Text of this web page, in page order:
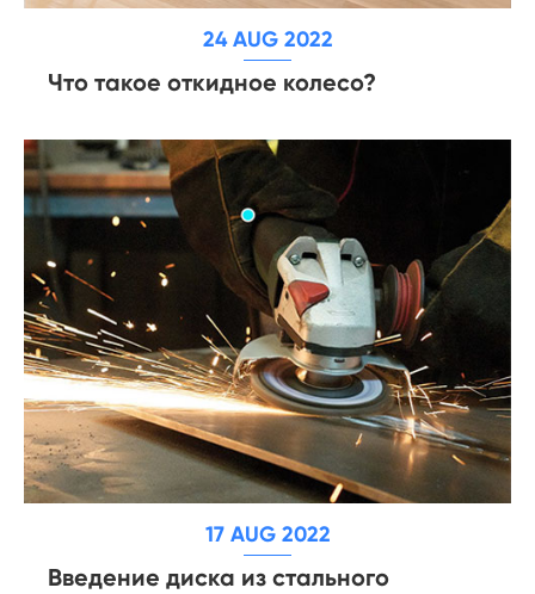
24 AUG 2022
Что такое откидное колесо?
17 AUG 2022
Введение диска из стального